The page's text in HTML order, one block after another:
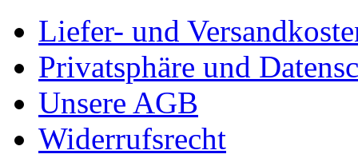
Liefer- und
Privatsphäre und
Unsere AGB
Widerrufsrecht